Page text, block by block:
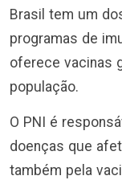
Brasil tem um
programas de
oferece vacinas
população.
O PNI é
doenças que
também pela